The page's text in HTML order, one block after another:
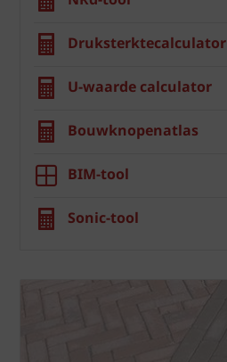
Druksterktecalculator
U-waarde calculator
Bouwknopenatlas
BIM-tool
Sonic-tool